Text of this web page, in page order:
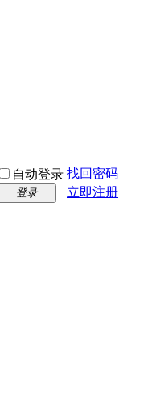
自动登录 找回密码
登录 立即注册